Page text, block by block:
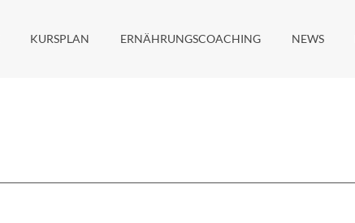
KURSPLAN ERNÄHRUNGSCOACHING NEWS